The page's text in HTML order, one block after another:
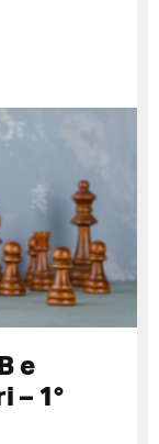
e
– 1°